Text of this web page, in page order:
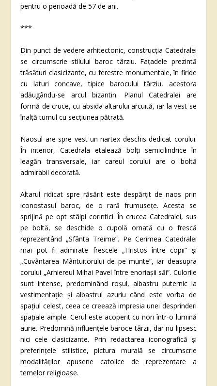
pentru o perioadă de 57 de ani.
***
Din punct de vedere arhitectonic, construcția Catedralei
se circumscrie stilului baroc târziu. Fațadele prezintă
trăsături clasicizante, cu ferestre monumentale, în firide
cu laturi concave, tipice barocului târziu, acestora
adăugându-se arcul bizantin. Planul Catedralei are
formă de cruce, cu absida altarului arcuită, iar la vest se
înalță turnul cu secțiunea pătrată.
Naosul are spre vest un nartex deschis dedicat corului.
În interior, Catedrala etalează bolți semicilindrice în
leagăn transversale, iar careul corului are o boltă
admirabil decorată.
Altarul ridicat spre răsărit este despărțit de naos prin
iconostasul baroc, de o rară frumusețe. Acesta se
sprijină pe opt stâlpi corintici. În crucea Catedralei, sus
pe boltă, se deschide o cupolă ornată cu o frescă
reprezentând „Sfânta Treime”. Pe Cerimea Catedralei
mai pot fi admirate frescele „Hristos între copii” și
„Cuvântarea Mântuitorului de pe munte”, iar deasupra
corului „Arhiereul Mihai Pavel între enoriașii săi”. Culorile
sunt intense, predominând roșul, albastru puternic la
vestimentație și albastrul azuriu când este vorba de
spaţiul celest, ceea ce creează impresia unei desprinderi
spațiale ample. Cerul este acoperit cu nori într-o lumină
aurie. Predomină influențele baroce târzii, dar nu lipsesc
nici cele clasicizante. Prin redactarea iconografică și
preferințele stilistice, pictura murală se circumscrie
modalităților apusene catolice de reprezentare a
temelor religioase.